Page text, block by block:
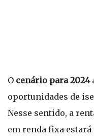
O cenário para 2024
oportunidades de
Nesse sentido, a
em renda fixa